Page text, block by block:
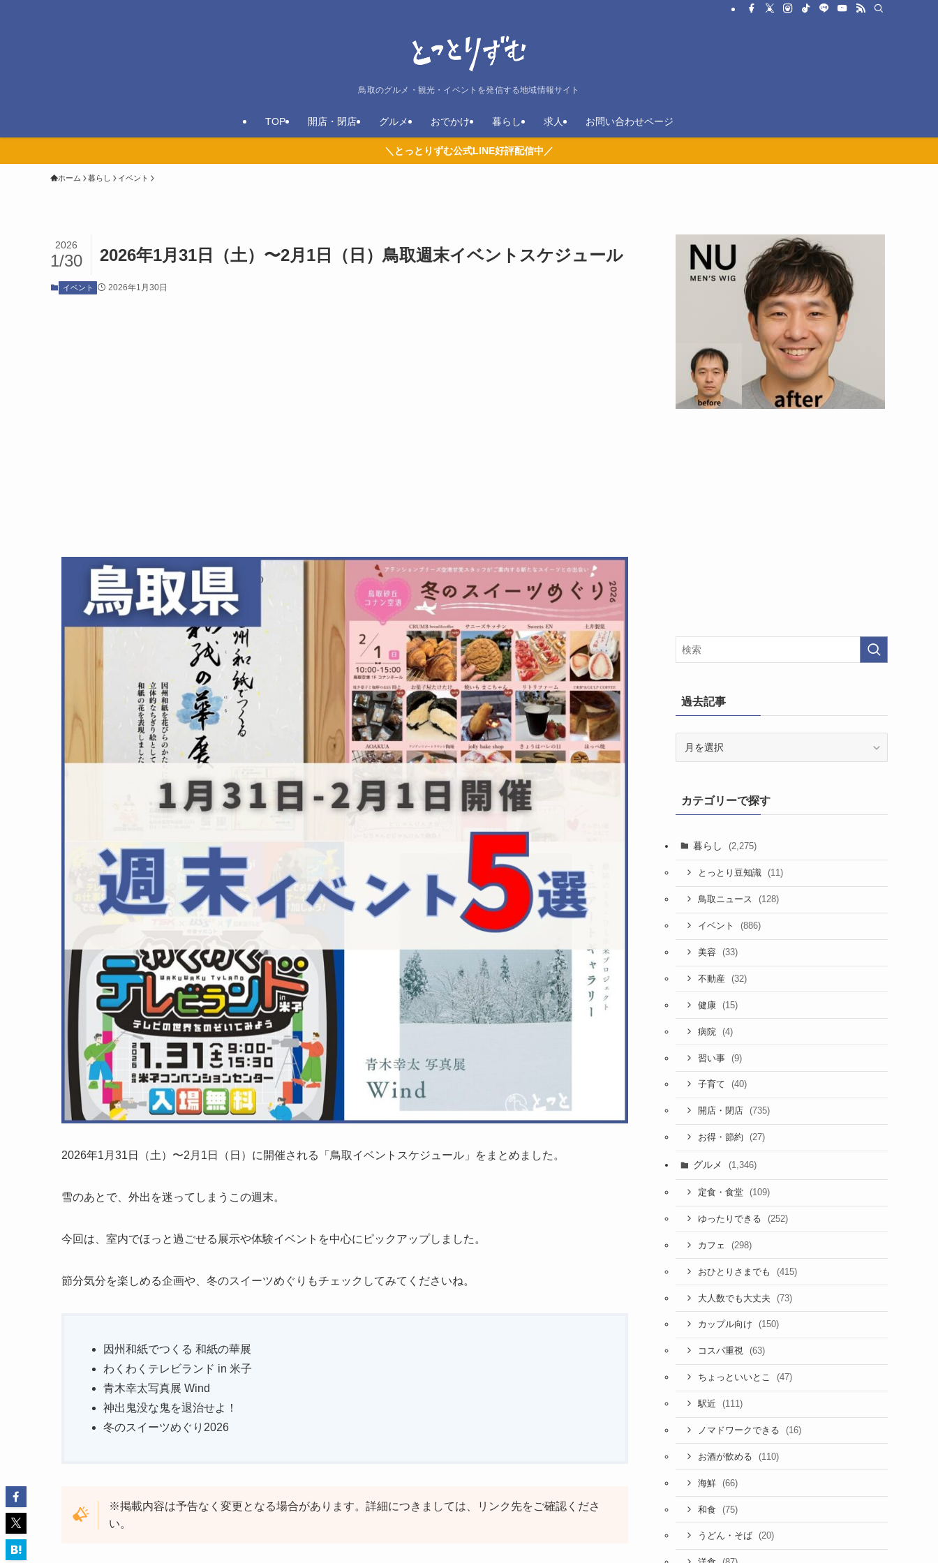
鳥取のグルメ・観光・イベントを発信する地域情報サイト
TOP 開店・閉店 グルメ おでかけ 暮らし 求人 お問い合わせページ
＼とっとりずむ公式LINE好評配信中／
ホーム 暮らし イベント
2026年1月31日（土）〜2月1日（日）鳥取週末イベントスケジュール
2026
1/30
イベント 2026年1月30日
2026年1月31日（土）〜2月1日（日）に開催される「鳥取イベントスケジュール」をまとめました。
雪のあとで、外出を迷ってしまうこの週末。
今回は、室内でほっと過ごせる展示や体験イベントを中心にピックアップしました。
節分気分を楽しめる企画や、冬のスイーツめぐりもチェックしてみてくださいね。
因州和紙でつくる 和紙の華展
わくわくテレビランド in 米子
青木幸太写真展 Wind
神出鬼没な鬼を退治せよ！
冬のスイーツめぐり2026
※掲載内容は予告なく変更となる場合があります。詳細につきましては、リンク先をご確認くださ
い。
過去記事
カテゴリーで探す
暮らし (2,275)
とっとり豆知識 (11)
鳥取ニュース (128)
イベント (886)
美容 (33)
不動産 (32)
健康 (15)
病院 (4)
習い事 (9)
子育て (40)
開店・閉店 (735)
お得・節約 (27)
グルメ (1,346)
定食・食堂 (109)
ゆったりできる (252)
カフェ (298)
おひとりさまでも (415)
大人数でも大丈夫 (73)
カップル向け (150)
コスパ重視 (63)
ちょっといいとこ (47)
駅近 (111)
ノマドワークできる (16)
お酒が飲める (110)
海鮮 (66)
和食 (75)
うどん・そば (20)